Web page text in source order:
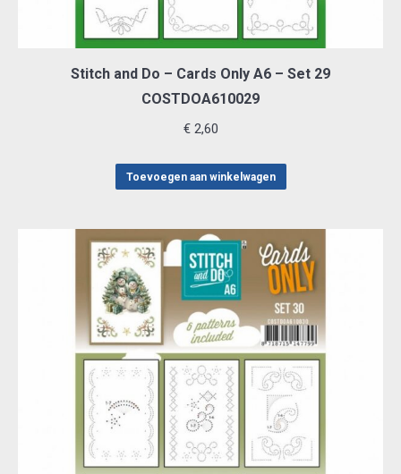
Stitch and Do – Cards Only A6 – Set 29
COSTDOA610029
€2,60
Toevoegen aan winkelwagen